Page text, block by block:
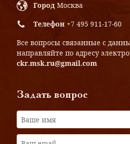
Город Москва
Телефон +7 495 911-17-60
Все вопросы связанные с
направляйте по адресу
ckr.msk.ru@gmail.com
Задать вопрос